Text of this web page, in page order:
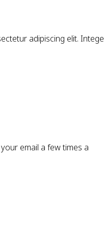
adipiscing elit.
email a few times a